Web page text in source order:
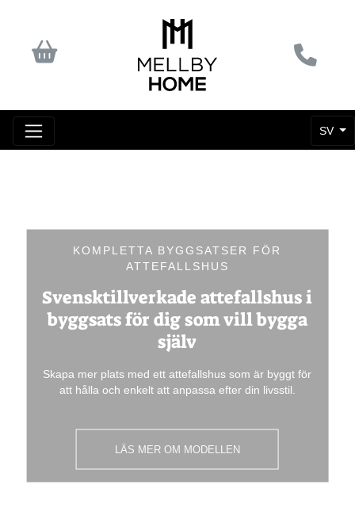
SV
KOMPLETTA BYGGSATSER FÖR
ATTEFALLSHUS
Svensktillverkade attefallshus i
byggsats för dig som vill bygga
själv
Skapa mer plats med ett attefallshus som är byggt för
att hålla och enkelt att anpassa efter din livsstil.
LÄS MER OM MODELLEN
LÄS MER OM MODELLEN
LÄS MER OM MODELLEN